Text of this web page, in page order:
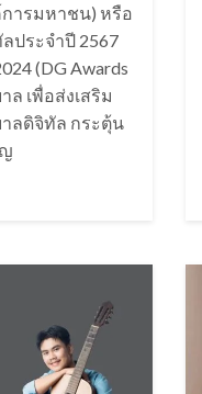
ารมหาชน) หรือ
ประจำปี 2567
(DG Awards
เพื่อส่งเสริม
ลดิจิทัล กระตุ้น